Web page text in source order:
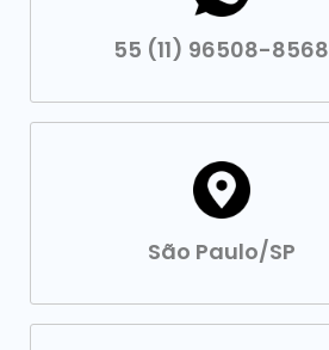
55 (11) 96508-8568
São Paulo/SP